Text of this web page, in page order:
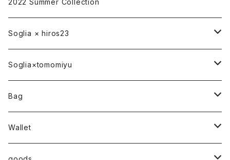
2022 Summer Collection
Soglia × hiros23
バッグ
ポーチ
ベルト
Soglia×tomomiyu
bag
Bag
ハンドバッグ
Wallet